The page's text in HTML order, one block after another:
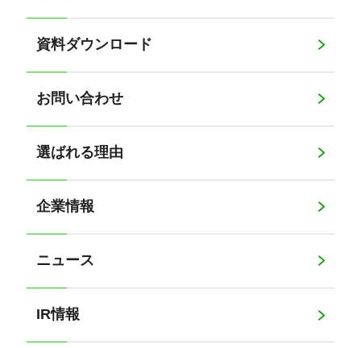
資料ダウンロード
お問い合わせ
選ばれる理由
企業情報
ニュース
IR情報